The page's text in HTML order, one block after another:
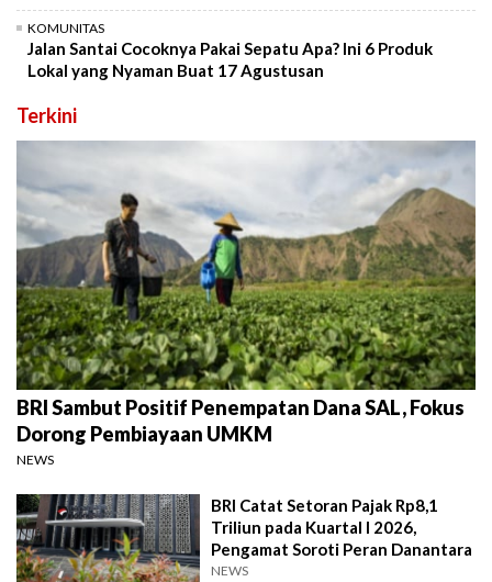
KOMUNITAS
Jalan Santai Cocoknya Pakai Sepatu Apa? Ini 6 Produk
Lokal yang Nyaman Buat 17 Agustusan
Terkini
BRI Sambut Positif Penempatan Dana SAL, Fokus
Dorong Pembiayaan UMKM
NEWS
BRI Catat Setoran Pajak Rp8,1
Triliun pada Kuartal I 2026,
Pengamat Soroti Peran Danantara
NEWS